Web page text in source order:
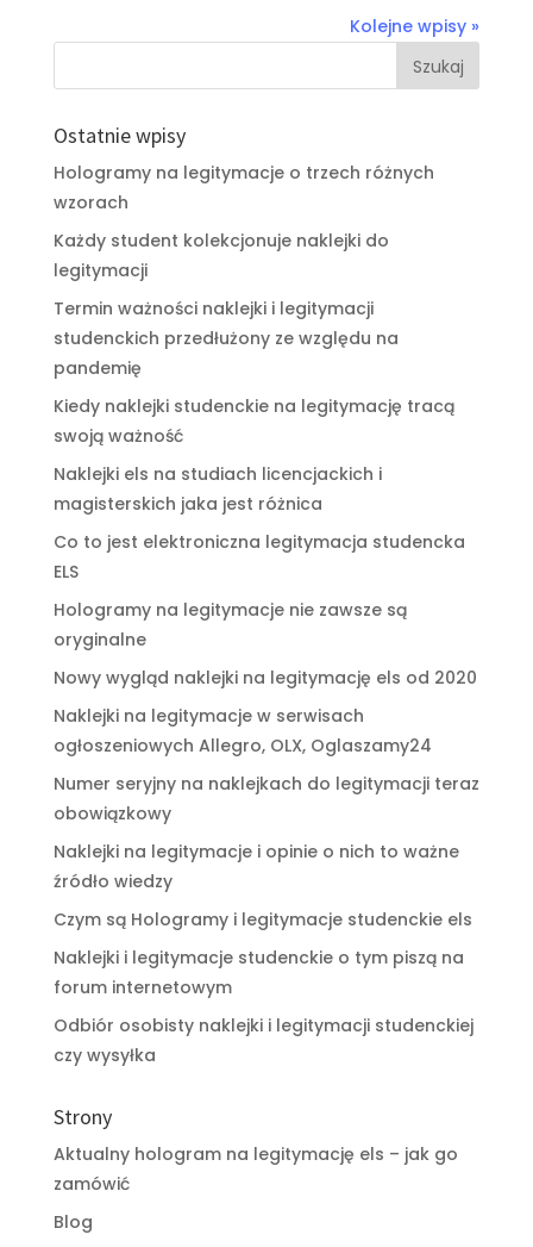
Kolejne wpisy »
Ostatnie wpisy
Hologramy na legitymacje o trzech różnych
wzorach
Każdy student kolekcjonuje naklejki do
legitymacji
Termin ważności naklejki i legitymacji
studenckich przedłużony ze względu na
pandemię
Kiedy naklejki studenckie na legitymację tracą
swoją ważność
Naklejki els na studiach licencjackich i
magisterskich jaka jest różnica
Co to jest elektroniczna legitymacja studencka
ELS
Hologramy na legitymacje nie zawsze są
oryginalne
Nowy wygląd naklejki na legitymację els od 2020
Naklejki na legitymacje w serwisach
ogłoszeniowych Allegro, OLX, Oglaszamy24
Numer seryjny na naklejkach do legitymacji teraz
obowiązkowy
Naklejki na legitymacje i opinie o nich to ważne
źródło wiedzy
Czym są Hologramy i legitymacje studenckie els
Naklejki i legitymacje studenckie o tym piszą na
forum internetowym
Odbiór osobisty naklejki i legitymacji studenckiej
czy wysyłka
Strony
Aktualny hologram na legitymację els – jak go
zamówić
Blog